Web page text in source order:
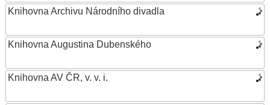
Knihovna Archivu Národního divadla
Knihovna Augustina Dubenského
Knihovna AV ČR, v. v. i.